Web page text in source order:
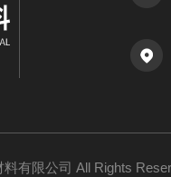
料有限公司 All Rights